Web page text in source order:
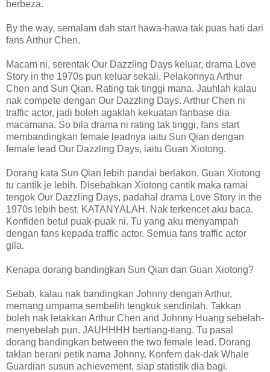
berbeza.
By the way, semalam dah start hawa-hawa tak puas hati dari
fans Arthur Chen.
Macam ni, serentak Our Dazzling Days keluar, drama Love
Story in the 1970s pun keluar sekali. Pelakonnya Arthur
Chen and Sun Qian. Rating tak tinggi mana. Jauhlah kalau
nak compete dengan Our Dazzling Days. Arthur Chen ni
traffic actor, jadi boleh agaklah kekuatan fanbase dia
macamana. So bila drama ni rating tak tinggi, fans start
membandingkan female leadnya iaitu Sun Qian dengan
female lead Our Dazzling Days, iaitu Guan Xiotong.
Dorang kata Sun Qian lebih pandai berlakon. Guan Xiotong
tu cantik je lebih. Disebabkan Xiotong cantik maka ramai
tengok Our Dazzling Days, padahal drama Love Story in the
1970s lebih best. KATANYALAH. Nak terkencet aku baca.
Konfiden betul puak-puak ni. Tu yang aku menyampah
dengan fans kepada traffic actor. Semua fans traffic actor
gila.
Kenapa dorang bandingkan Sun Qian dan Guan Xiotong?
Sebab, kalau nak bandingkan Johnny dengan Arthur,
memang umpama sembelih tengkuk sendirilah. Takkan
boleh nak letakkan Arthur Chen and Johnny Huang sebelah-
menyebelah pun. JAUHHHH bertiang-tiang. Tu pasal
dorang bandingkan between the two female lead. Dorang
taklan berani petik nama Johnny. Konfem dak-dak Whale
Guardian susun achievement, siap statistik dia bagi.